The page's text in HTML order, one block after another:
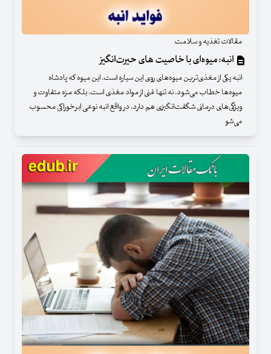
مقالات تغذیه و سلامت
انبه؛ میوه‌ای با خاصیت های حیرت‌انگیز
انبه یکی از مغذی‌ترین میوه‌های روی این سیاره است. این میوه که پادشاه
میوه‌ها خطاب می‌شود، نه تنها غنی از مواد مغذی است، بلکه مزه متفاوت و
ویژگی‌های درمانی شگفت‌انگیزی هم دارد. در واقع انبه نوعی ابرخوراکی محسوب
می‌شو